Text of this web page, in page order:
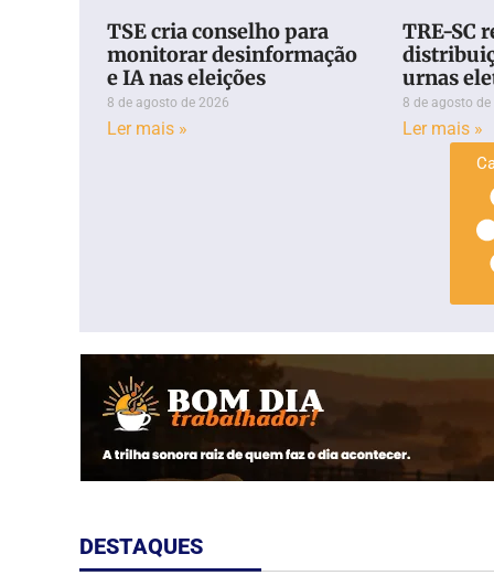
TSE cria conselho para
monitorar desinformação
e IA nas eleições
8 de agosto de 2026
Ler mais »
TRE-SC
urnas
8 de agosto
Ler mais »
DESTAQUES